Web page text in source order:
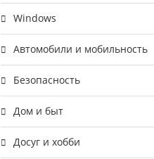
Windows
Автомобили и мобильность
Безопасность
Дом и быт
Досуг и хобби